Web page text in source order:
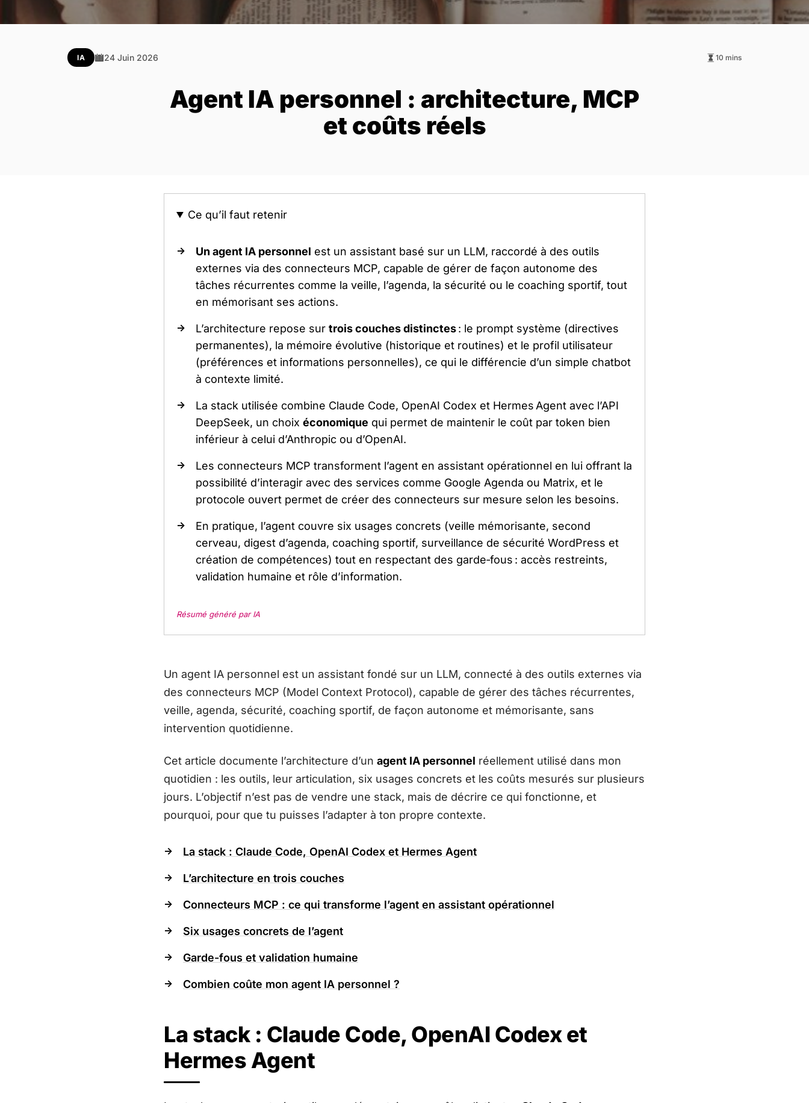
IA 24 Juin 2026 10 mins
Agent IA personnel : architecture, MCP
et coûts réels
Ce qu’il faut retenir
Un agent IA personnel est un assistant basé sur un LLM, raccordé à des outils
externes via des connecteurs MCP, capable de gérer de façon autonome des
tâches récurrentes comme la veille, l’agenda, la sécurité ou le coaching sportif, tout
en mémorisant ses actions.
L’architecture repose sur trois couches distinctes: le prompt système (directives
permanentes), la mémoire évolutive (historique et routines) et le profil utilisateur
(préférences et informations personnelles), ce qui le différencie d’un simple chatbot
à contexte limité.
La stack utilisée combine Claude Code, OpenAI Codex et Hermes Agent avec l’API
DeepSeek, un choix économique qui permet de maintenir le coût par token bien
inférieur à celui d’Anthropic ou d’OpenAI.
Les connecteurs MCP transforment l’agent en assistant opérationnel en lui offrant la
possibilité d’interagir avec des services comme Google Agenda ou Matrix, et le
protocole ouvert permet de créer des connecteurs sur mesure selon les besoins.
En pratique, l’agent couvre six usages concrets (veille mémorisante, second
cerveau, digest d’agenda, coaching sportif, surveillance de sécurité WordPress et
création de compétences) tout en respectant des garde‑fous : accès restreints,
validation humaine et rôle d’information.
Résumé généré par IA
Un agent IA personnel est un assistant fondé sur un LLM, connecté à des outils externes via
des connecteurs MCP (Model Context Protocol), capable de gérer des tâches récurrentes,
veille, agenda, sécurité, coaching sportif, de façon autonome et mémorisante, sans
intervention quotidienne.
Cet article documente l’architecture d’un agent IA personnel réellement utilisé dans mon
quotidien : les outils, leur articulation, six usages concrets et les coûts mesurés sur plusieurs
jours. L’objectif n’est pas de vendre une stack, mais de décrire ce qui fonctionne, et
pourquoi, pour que tu puisses l’adapter à ton propre contexte.
La stack : Claude Code, OpenAI Codex et Hermes Agent
L’architecture en trois couches
Connecteurs MCP : ce qui transforme l’agent en assistant opérationnel
Six usages concrets de l’agent
Garde-fous et validation humaine
Combien coûte mon agent IA personnel ?
La stack : Claude Code, OpenAI Codex et
Hermes Agent